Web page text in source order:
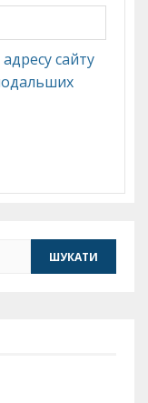
сайту